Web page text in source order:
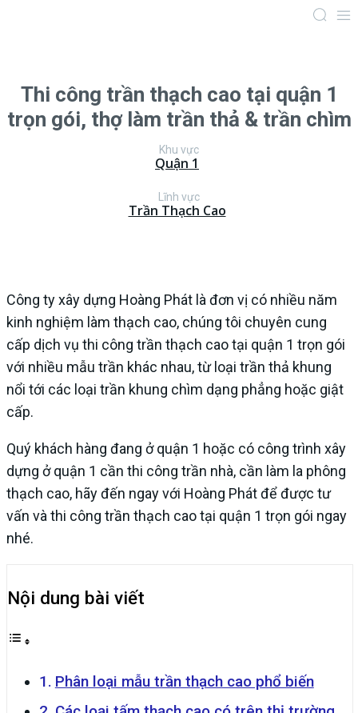
Thi công trần thạch cao tại quận 1
trọn gói, thợ làm trần thả & trần chìm
Khu vực
Quận 1
Lĩnh vực
Trần Thạch Cao
Công ty xây dựng Hoàng Phát là đơn vị có nhiều năm
kinh nghiệm làm thạch cao, chúng tôi chuyên cung
cấp dịch vụ thi công trần thạch cao tại quận 1 trọn gói
với nhiều mẫu trần khác nhau, từ loại trần thả khung
nổi tới các loại trần khung chìm dạng phẳng hoặc giật
cấp.
Quý khách hàng đang ở quận 1 hoặc có công trình xây
dựng ở quận 1 cần thi công trần nhà, cần làm la phông
thạch cao, hãy đến ngay với Hoàng Phát để được tư
vấn và thi công trần thạch cao tại quận 1 trọn gói ngay
nhé.
Nội dung bài viết
Phân loại mẫu trần thạch cao phổ biến